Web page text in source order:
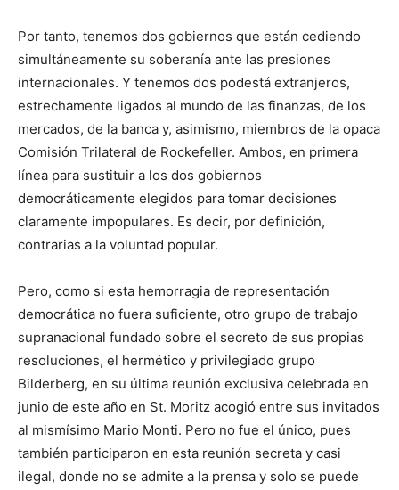
Por tanto, tenemos dos gobiernos que están cediendo
simultáneamente su soberanía ante las presiones
internacionales. Y tenemos dos podestá extranjeros,
estrechamente ligados al mundo de las finanzas, de los
mercados, de la banca y, asimismo, miembros de la opaca
Comisión Trilateral de Rockefeller. Ambos, en primera
línea para sustituir a los dos gobiernos
democráticamente elegidos para tomar decisiones
claramente impopulares. Es decir, por definición,
contrarias a la voluntad popular.
Pero, como si esta hemorragia de representación
democrática no fuera suficiente, otro grupo de trabajo
supranacional fundado sobre el secreto de sus propias
resoluciones, el hermético y privilegiado grupo
Bilderberg, en su última reunión exclusiva celebrada en
junio de este año en St. Moritz acogió entre sus invitados
al mismísimo Mario Monti. Pero no fue el único, pues
también participaron en esta reunión secreta y casi
ilegal, donde no se admite a la prensa y solo se puede